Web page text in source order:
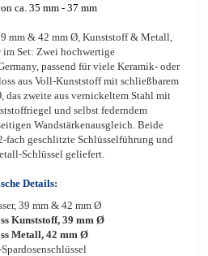
ca. 35 mm - 37 mm
mm & 42 mm Ø, Kunststoff & Metall,
im Set: Zwei hochwertige
passend für viele Keramik- oder
aus Voll-Kunststoff mit schließbarem
zweite aus vernickeltem Stahl mit
und selbst federndem
Wandstärkenausgleich. Beide
fach geschlitzte Schlüsselführung und
Schlüssel geliefert.
Details:
39 mm & 42 mm Ø
Kunststoff, 39 mm Ø
Metall, 42 mm Ø